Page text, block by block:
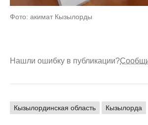
Фото: акимат Кызылорды
Нашли ошибку в публикации?
Кызылординская область Кызылорда